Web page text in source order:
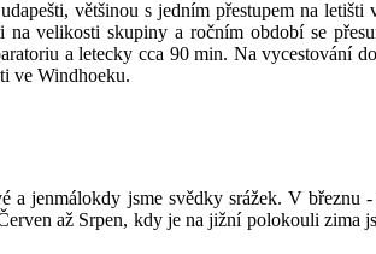
většinou s jedním přestupem na
velikosti skupiny a ročním období se
a letecky cca 90 min. Na
ve Windhoeku.
a jenmálokdy jsme svědky srážek. V
až Srpen, kdy je na jižní polokouli